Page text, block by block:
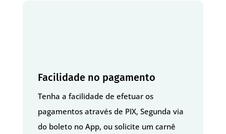
Facilidade no pagamento
Tenha a facilidade de efetuar os
pagamentos através de PIX, Segunda via
do boleto no App, ou solicite um carnê